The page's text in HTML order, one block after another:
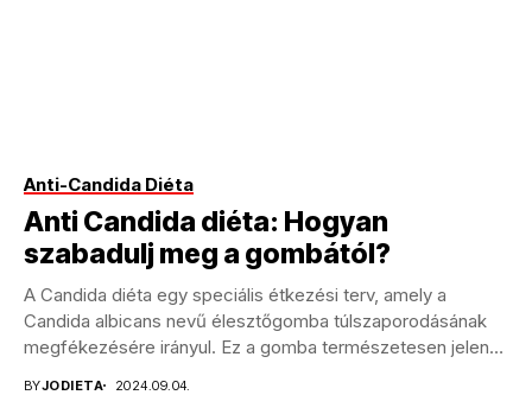
Anti-Candida Diéta
Anti Candida diéta: Hogyan
szabadulj meg a gombától?
A Candida diéta egy speciális étkezési terv, amely a
Candida albicans nevű élesztőgomba túlszaporodásának
megfékezésére irányul. Ez a gomba természetesen jelen
BYJODIETA 2024.09.04.